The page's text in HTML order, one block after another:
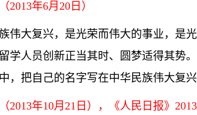
年6月20日）
伟大复兴，是光荣而伟大的事业，是
学人员创新正当其时、圆梦适得其势
把自己的名字写在中华民族伟大复兴
年10月21日），《人民日报》2013